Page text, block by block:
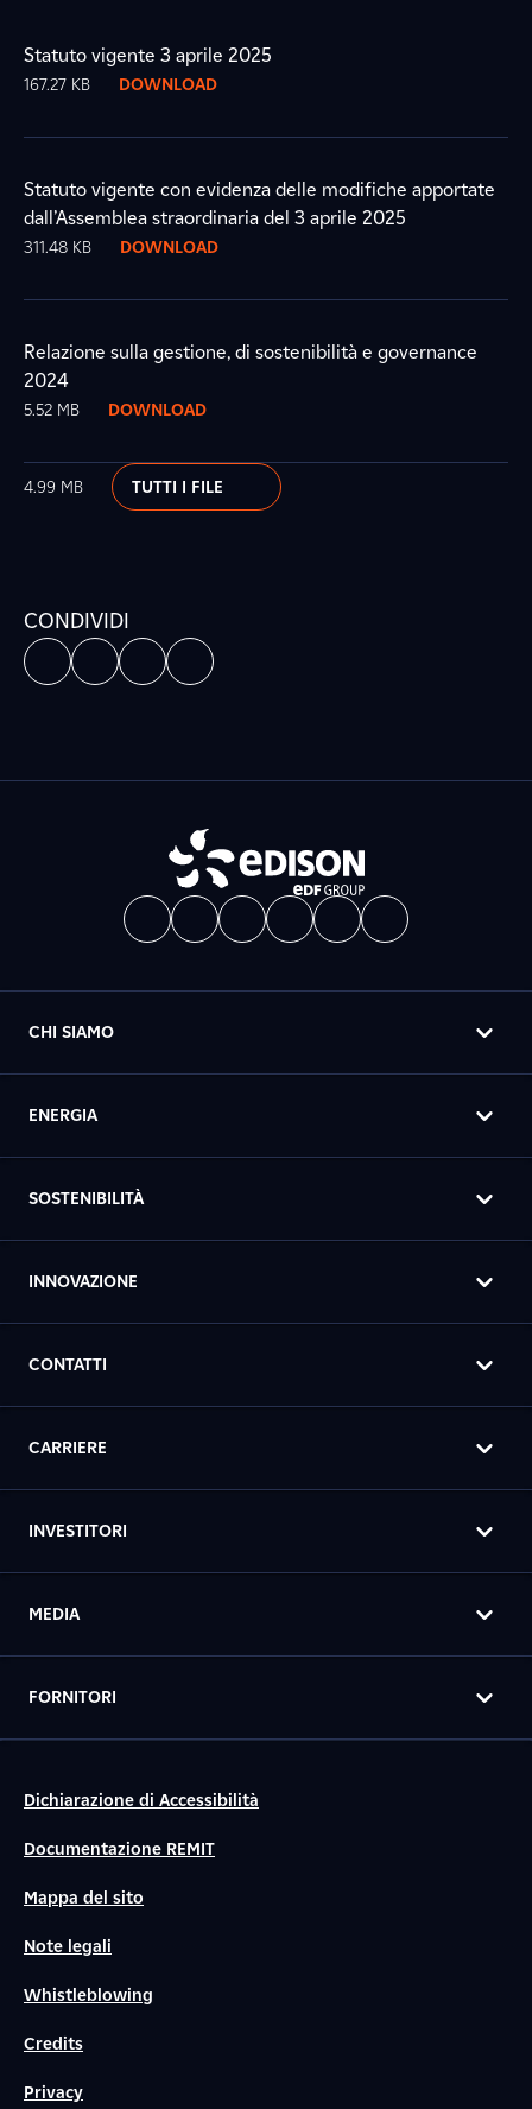
Statuto vigente 3 aprile 2025
167.27 KB DOWNLOAD
Statuto vigente con evidenza delle modifiche apportate
dall’Assemblea straordinaria del 3 aprile 2025
311.48 KB DOWNLOAD
Relazione sulla gestione, di sostenibilità e governance
2024
5.52 MB DOWNLOAD
4.99 MB TUTTI I FILE
CONDIVIDI
CHI SIAMO
ENERGIA
SOSTENIBILITÀ
INNOVAZIONE
CONTATTI
CARRIERE
INVESTITORI
MEDIA
FORNITORI
Dichiarazione di Accessibilità
Documentazione REMIT
Mappa del sito
Note legali
Whistleblowing
Credits
Privacy